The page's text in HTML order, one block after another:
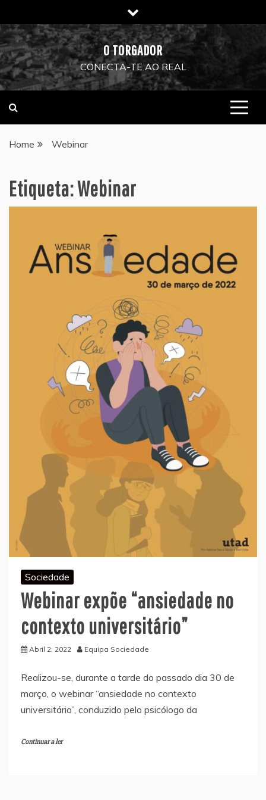
to
content
O TORGADOR
CONECTA-TE AO REAL
Home Webinar
Etiqueta:Webinar
Sociedade
Webinar expõe “ansiedade no
contexto universitário”
Abril 2, 2022 Equipa Sociedade
Realizou-se, durante a tarde do passado dia 30 de
março, o webinar “ansiedade no contexto
universitário”, conduzido pelo psicólogo da
Continuar a ler